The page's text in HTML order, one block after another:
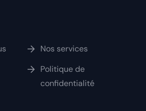
Nos services
Politique de
confidentialité